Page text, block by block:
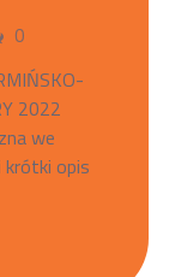
0
2022
we
krótki opis